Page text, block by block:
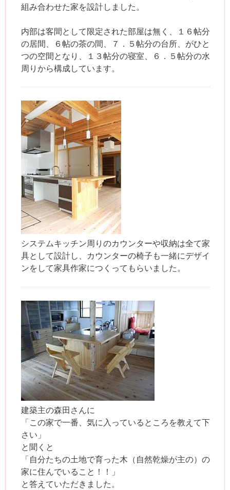
組み合わせた家を設計しました。
内部は客間として限定された部屋は無く、１６帖分
の居間、６帖の茶の間、７．５帖分の台所、がひと
つの空間となり、１３帖分の寝室、６．５帖分の水
周りから構成しています。
システムキッチン周りのカウンターや収納は全て家
具として設計し、カウンターの椅子も一緒にデザイ
ンをして家具作家につくってもらいました。
建築主の森田さんに
「この家で一番、気に入っているところを教えて下
さい」
と聞くと
「自分たちの土地で育った木（自然乾燥が主の）の
家に住んでいること！！」
と答えていただきました。